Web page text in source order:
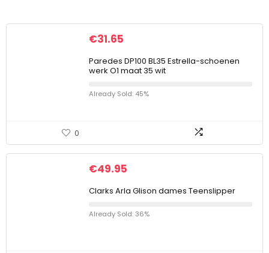
€31.65
Paredes DP100 BL35 Estrella-schoenen
werk O1 maat 35 wit
Already Sold: 45%
0
€49.95
Clarks Arla Glison dames Teenslipper
Already Sold: 36%